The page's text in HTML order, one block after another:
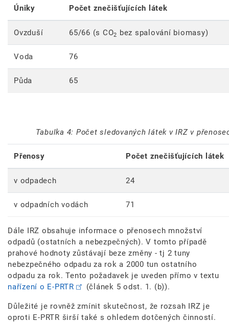
Úniky Počet znečišťujících látek
Ovzduší 65/66 (s CO2 bez spalování biomasy)
Voda 76
Půda 65
Tabulka 4: Počet sledovaných látek v IRZ v
Přenosy Počet znečišťujících látek
v odpadech 24
v odpadních vodách 71
Dále IRZ obsahuje informace o přenosech množství
odpadů (ostatních a nebezpečných). V tomto případě
prahové hodnoty zůstávají beze změny - tj 2 tuny
nebezpečného odpadu za rok a 2000 tun ostatního
odpadu za rok. Tento požadavek je uveden přímo v textu
nařízení o E-PRTR
(článek 5 odst. 1. (b)).
Důležité je rovněž zmínit skutečnost, že rozsah IRZ je
oproti E-PRTR širší také s ohledem dotčených činností.